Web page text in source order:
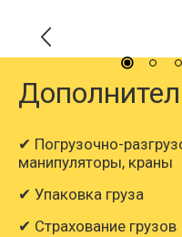
✔ Погрузочно-
манипуляторы, краны
✔ Упаковка груза
✔ Страхование грузов